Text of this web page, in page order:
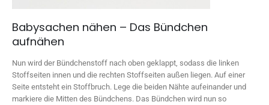
Babysachen nähen – Das Bündchen
aufnähen
Nun wird der Bündchenstoff nach oben geklappt, sodass die linken
Stoffseiten innen und die rechten Stoffseiten außen liegen. Auf einer
Seite entsteht ein Stoffbruch. Lege die beiden Nähte aufeinander und
markiere die Mitten des Bündchens. Das Bündchen wird nun so